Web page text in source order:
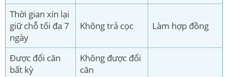
Thời gian xin lại
giữ chỗ tối đa 7
ngày
Không trả cọc Làm hợp đồng
Được đổi căn
bất kỳ
Không được đổi
căn